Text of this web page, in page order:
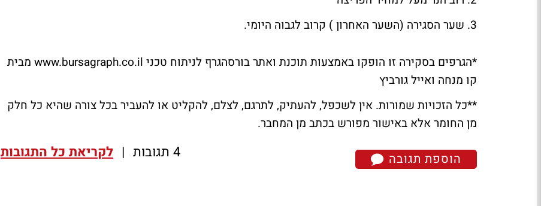
3. שער הסגירה (השער האחרון ) קרוב לגבוה היומי.
*הגרפים בסקירה זו הופקו באמצעות תוכנת ואתר בורסהגרף לניתוח טכני www.bursagraph.co.il מבית
קו מנחה ואייל גורביץ
**כל הזכויות שמורות. אין לשכפל, להעתיק, לתרגם, לצלם, להקליט או להעביר בכל צורה שהיא כל חלק
מן החומר אלא באישור מפורש בכתב מן המחבר.
הוספת תגובה 4 תגובות | לקריאת כל התגובות